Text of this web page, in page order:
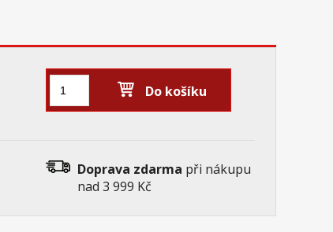
Do košíku
Doprava zdarma při nákupu
nad 3 999 Kč